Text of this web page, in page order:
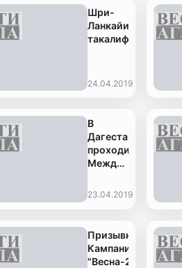
образования
Махачкалы
Шри-
Ланкайис
такалиф
24.04.2019
В
Дагестане
проходит
Международный
национальных
государств
23.04.2019
Призывная
Кампания
"Весна-2019"